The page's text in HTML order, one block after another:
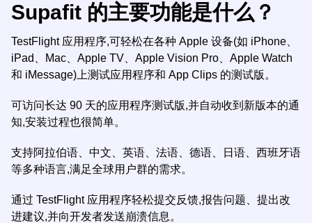
Supafit 的主要功能是什么？
TestFlight 应用程序,可轻松在各种 Apple 设备(如 iPhone、
iPad、Mac、Apple TV、Apple Vision Pro、Apple Watch
和 iMessage)上测试应用程序和 App Clips 的测试版。
可访问长达 90 天的应用程序测试版,并自动收到新版本的通
知,安装过程也很简单。
支持阿拉伯语、中文、英语、法语、德语、日语、西班牙语
等多种语言,满足全球用户群的需求。
通过 TestFlight 应用程序轻松提交反馈,报告问题、提出改
进建议,并向开发者发送崩溃信息。